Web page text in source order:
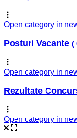
Open category in
Posturi Vacante (
Open category in
Rezultate
Open category in